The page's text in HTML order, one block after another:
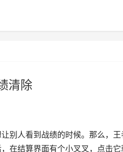
清除
别人看到战绩的时候。那么，
在结算界面有个小叉叉，点击